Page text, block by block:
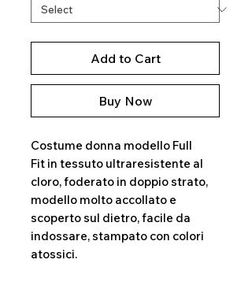
Add to Cart
Buy Now
Costume donna modello Full
Fit in tessuto ultraresistente al
cloro, foderato in doppio strato,
modello molto accollato e
scoperto sul dietro, facile da
indossare, stampato con colori
atossici.